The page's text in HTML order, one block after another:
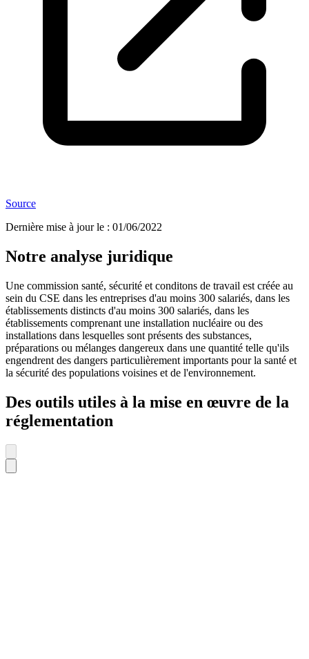
Source
Dernière mise à jour le : 01/06/2022
Notre analyse juridique
Une commission santé, sécurité et conditons de travail est créée au
sein du CSE dans les entreprises d'au moins 300 salariés, dans les
établissements distincts d'au moins 300 salariés, dans les
établissements comprenant une installation nucléaire ou des
installations dans lesquelles sont présents des substances,
préparations ou mélanges dangereux dans une quantité telle qu'ils
engendrent des dangers particulièrement importants pour la santé et
la sécurité des populations voisines et de l'environnement.
Des outils utiles à la mise en œuvre de la
réglementation